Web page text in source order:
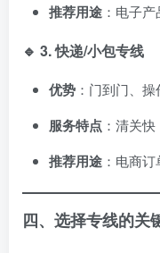
推荐用途 ：电子
🔹 3. 快递/小包专线
优势 ：门到门、
服务特点 ：清关
推荐用途 ：电商
四、选择专线的关